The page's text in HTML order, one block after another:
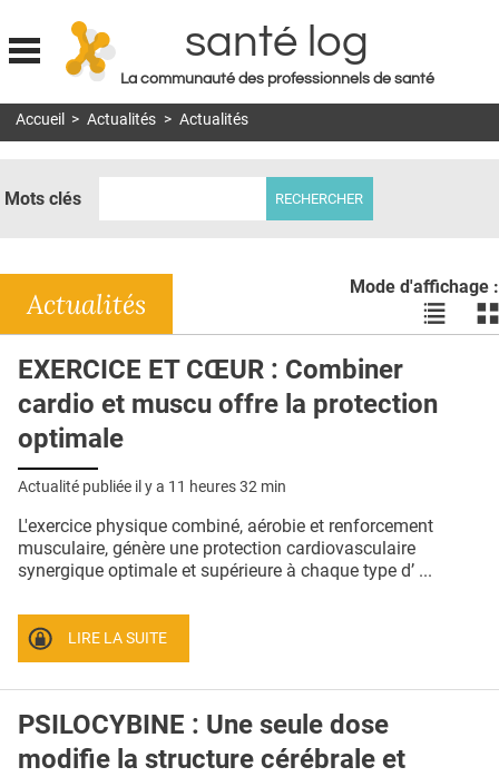
Jump to navigation
santé log
La communauté des professionnels de santé
MON COMPTE
DOSSIERS
RÉSEAUX
E-REVUE SAD
THÉMA
L'APP
PUBLICITÉ
CONTACT
Accueil > Actualités > Actualités
Mots clés
Mode d'affichage :
Voir
les
liste
les
Actualités
EXERCICE ET CŒUR : Combiner
cardio et muscu offre la protection
optimale
Actualité publiée il y a 11 heures 32 min
L'exercice physique combiné, aérobie et renforcement
musculaire, génère une protection cardiovasculaire
synergique optimale et supérieure à chaque type d’ ...
LIRE LA SUITE
PSILOCYBINE : Une seule dose
modifie la structure cérébrale et